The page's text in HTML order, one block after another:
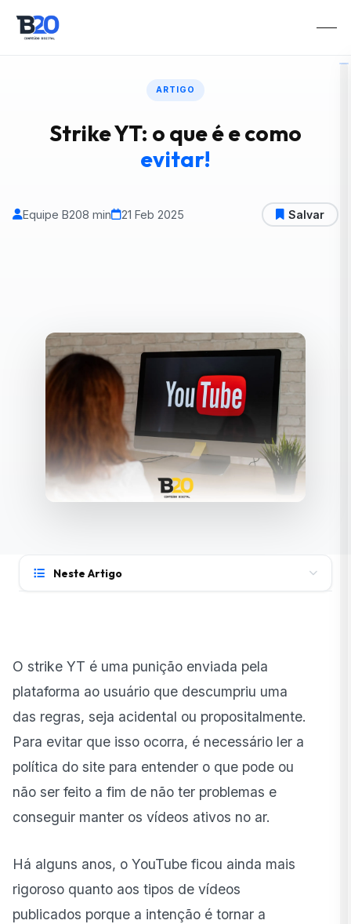
ARTIGO
Strike YT: o que é e como
evitar!
Equipe B208 min 21 Feb 2025 Salvar
Neste Artigo
Quais são os motivos de strikes YouTube?
Como saber se meu canal tem strike?
6 dicas para evitar um strike YT
O que fazer se meu canal levar strikes YouTube?
O strike YT é uma punição enviada pela
plataforma ao usuário que descumpriu uma
das regras, seja acidental ou propositalmente.
Para evitar que isso ocorra, é necessário ler a
política do site para entender o que pode ou
não ser feito a fim de não ter problemas e
conseguir manter os vídeos ativos no ar.
Há alguns anos, o YouTube ficou ainda mais
rigoroso quanto aos tipos de vídeos
publicados porque a intenção é tornar a